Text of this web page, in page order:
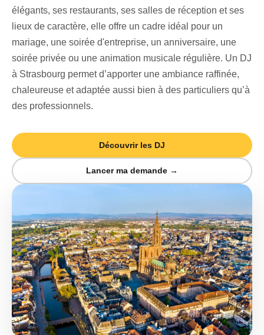
élégants, ses restaurants, ses salles de réception et ses
lieux de caractère, elle offre un cadre idéal pour un
mariage, une soirée d'entreprise, un anniversaire, une
soirée privée ou une animation musicale régulière. Un DJ
à Strasbourg permet d’apporter une ambiance raffinée,
chaleureuse et adaptée aussi bien à des particuliers qu’à
des professionnels.
Découvrir les DJ
Lancer ma demande →